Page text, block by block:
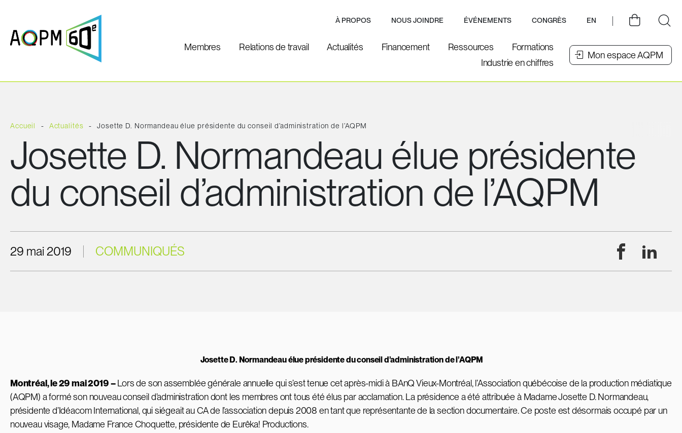
À PROPOS NOUS JOINDRE ÉVÉNEMENTS CONGRÈS EN
Membres Relations de travail Actualités Financement Ressources
Formations
Industrie en chiffres
Mon espace AQPM
Accueil Actualités Josette D. Normandeau élue présidente du conseil d’administration de l’AQPM
Josette D. Normandeau élue présidente
du conseil d’administration de l’AQPM
29 mai 2019 COMMUNIQUÉS Facebook
Josette D. Normandeau élue présidente du conseil d’administration de l’AQPM
Montréal, le 29 mai 2019 –Lors de son assemblée générale annuelle qui s’est tenue cet après-midi à BAnQ Vieux-Montréal, l’Association québécoise de la production médiatique
(AQPM) a formé son nouveau conseil d’administration dont les membres ont tous été élus par acclamation. La présidence a été attribuée à Madame Josette D. Normandeau,
présidente d’Idéacom International, qui siégeait au CA de l’association depuis 2008 en tant que représentante de la section documentaire. Ce poste est désormais occupé par un
nouveau visage, Madame France Choquette, présidente de Eurêka! Productions.